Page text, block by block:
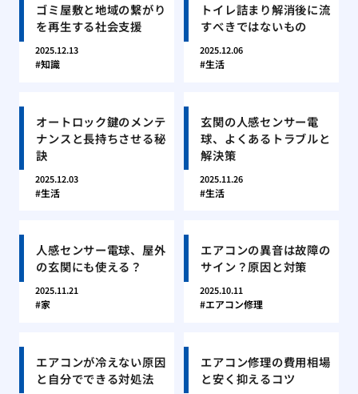
ゴミ屋敷と地域の繋がり
を再生する社会支援
2025.12.13
知識
トイレ詰まり解消後に流
すべきではないもの
2025.12.06
生活
オートロック鍵のメンテ
ナンスと長持ちさせる秘
訣
2025.12.03
生活
玄関の人感センサー電
球、よくあるトラブルと
解決策
2025.11.26
生活
人感センサー電球、屋外
の玄関にも使える？
2025.11.21
家
エアコンの異音は故障の
サイン？原因と対策
2025.10.11
エアコン修理
エアコンが冷えない原因
と自分でできる対処法
エアコン修理の費用相場
と安く抑えるコツ